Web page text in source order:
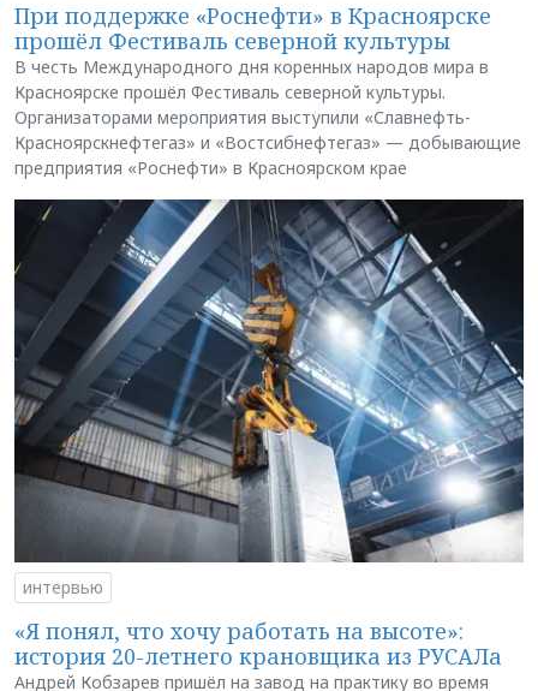
При поддержке «Роснефти» в Красноярске
прошёл Фестиваль северной культуры
В честь Международного дня коренных народов мира в
Красноярске прошёл Фестиваль северной культуры.
Организаторами мероприятия выступили «Славнефть-
Красноярскнефтегаз» и «Востсибнефтегаз» — добывающие
предприятия «Роснефти» в Красноярском крае
интервью
«Я понял, что хочу работать на высоте»:
история 20-летнего крановщика из РУСАЛа
Андрей Кобзарев пришёл на завод на практику во время